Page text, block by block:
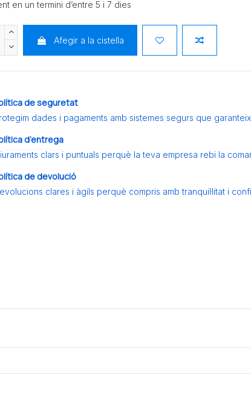
en un termini d’entre 5 i 7 dies
Afegir a la cistella
de seguretat
dades i pagaments amb sistemes segurs que
d’entrega
clars i puntuals perquè la teva empresa rebi la
de devolució
clares i àgils perquè compris amb tranquil·litat i